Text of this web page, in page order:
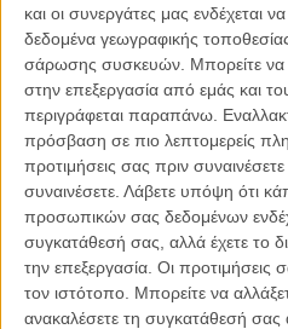
και οι συνεργάτες μας ενδέχεται
δεδομένα γεωγραφικής
σάρωσης συσκευών. Μπορείτε να
στην επεξεργασία από εμάς και
περιγράφεται παραπάνω.
πρόσβαση σε πιο λεπτομερείς
προτιμήσεις σας πριν
συναινέσετε. Λάβετε υπόψη ότι
προσωπικών σας δεδομένων
συγκατάθεσή σας, αλλά έχετε το
την επεξεργασία. Οι προτιμήσεις
τον ιστότοπο. Μπορείτε να
ανακαλέσετε τη συγκατάθεσή
TV & STREAMING / 29 ΙΟΥΛ 2015/
Η επιτυχία είναι
καλύτερο, δεν σε πάει
απλώς ένα ωραίο,
συναίσθημα.»